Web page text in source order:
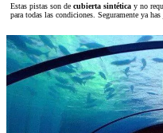
Estas pistas son de cubierta sintética y no
para todas las condiciones. Seguramente ya